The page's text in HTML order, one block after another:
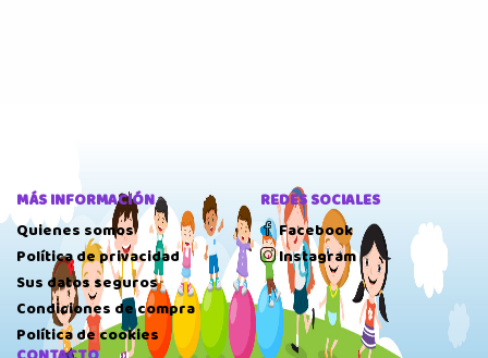
MÁS INFORMACIÓN
Quienes somos
Política de privacidad
Sus datos seguros
Condiciones de compra
Política de cookies
REDES SOCIALES
Facebook
Instagram